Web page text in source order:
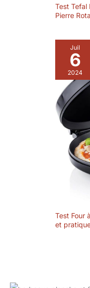
Test Tefal
Pierre
Juil
6
2024
Test Four
et